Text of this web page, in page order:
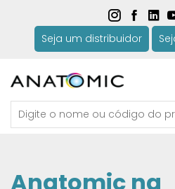
Seja um distribuidor
Anatomic na